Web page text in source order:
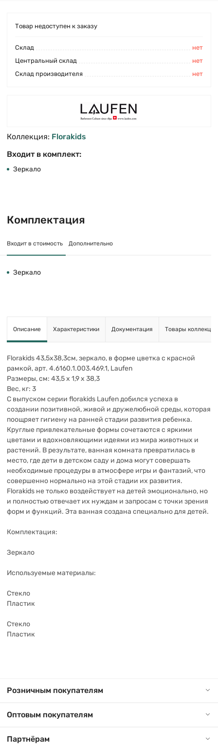
Товар недоступен к заказу
Cклад
нет
Центральный склад
нет
Склад производителя
нет
Коллекция: Florakids
Входит в комплект:
Зеркало
Комплектация
Входит в стоимость Дополнительно
Зеркало
Описание Характеристики Документация Товары коллекции
Florakids 43,5х38,3см, зеркало, в форме цветка с красной
рамкой, арт. 4.6160.1.003.469.1, Laufen
Размеры, см: 43,5 х 1,9 х 38,3
Вес, кг: 3
С выпуском серии florakids Laufen добился успеха в
создании позитивной, живой и дружелюбной среды, которая
поощряет гигиену на ранней стадии развития ребенка.
Круглые привлекательные формы сочетаются с яркими
цветами и вдохновляющими идеями из мира животных и
растений. В результате, ванная комната превратилась в
место, где дети в детском саду и дома могут совершать
необходимые процедуры в атмосфере игры и фантазий, что
совершенно нормально на этой стадии их развития.
Florakids не только воздействует на детей эмоционально, но
и полностью отвечает их нуждам и запросам с точки зрения
форм и функций. Эта ванная создана специально для детей.
Комплектация:
Зеркало
Используемые материалы:
Стекло
Пластик
Стекло
Пластик
Розничным покупателям
Оптовым покупателям
Партнёрам